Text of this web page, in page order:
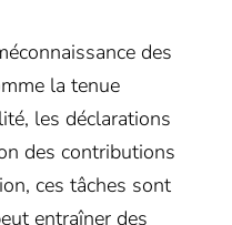
des
la tenue
les déclarations
des contributions
ces tâches sont
entraîner des